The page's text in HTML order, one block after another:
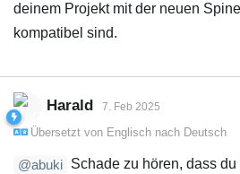
deinem Projekt mit der neuen
kompatibel sind.
Harald 7. Feb 2025
Übersetzt von Englisch nach Deutsch
@abuki Schade zu hören, dass